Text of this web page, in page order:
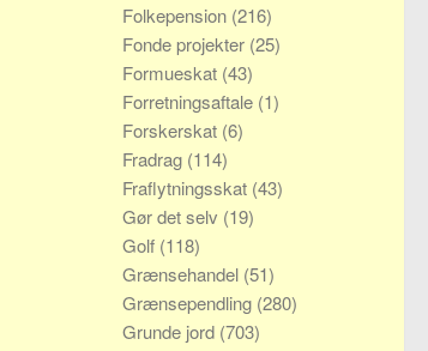
Folkepension (216)
Fonde projekter (25)
Formueskat (43)
Forretningsaftale (1)
Forskerskat (6)
Fradrag (114)
Fraflytningsskat (43)
Gør det selv (19)
Golf (118)
Grænsehandel (51)
Grænsependling (280)
Grunde jord (703)